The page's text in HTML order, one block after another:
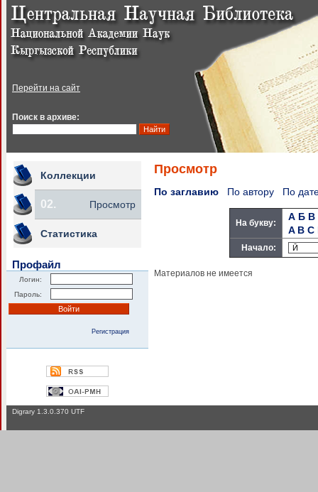
Перейти на сайт
Поиск в архиве:
Коллекции
02. Просмотр
Статистика
Профайл
Логин:
Пароль:
Регистрация
Просмотр
По заглавию По автору По
На букву:
А Б В
A B C
Начало:
Материалов не имеется
Digrary 1.3.0.370 UTF